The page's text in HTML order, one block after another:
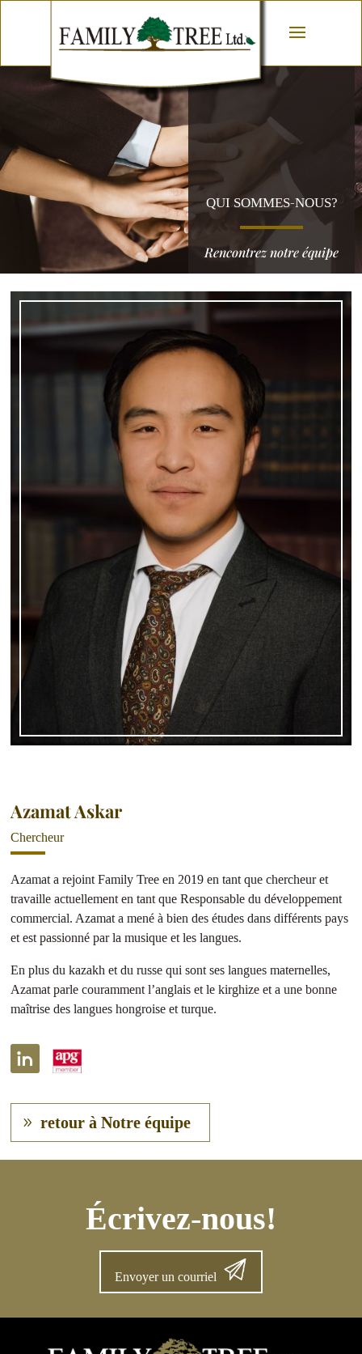
QUI SOMMES-NOUS?
Rencontrez notre équipe
Azamat Askar
Chercheur
Azamat a rejoint Family Tree en 2019 en tant que chercheur et
travaille actuellement en tant que Responsable du développement
commercial. Azamat a mené à bien des études dans différents pays
et est passionné par la musique et les langues.
En plus du kazakh et du russe qui sont ses langues maternelles,
Azamat parle couramment l’anglais et le kirghize et a une bonne
maîtrise des langues hongroise et turque.
retour à Notre équipe
Écrivez-nous!
Envoyer un courriel